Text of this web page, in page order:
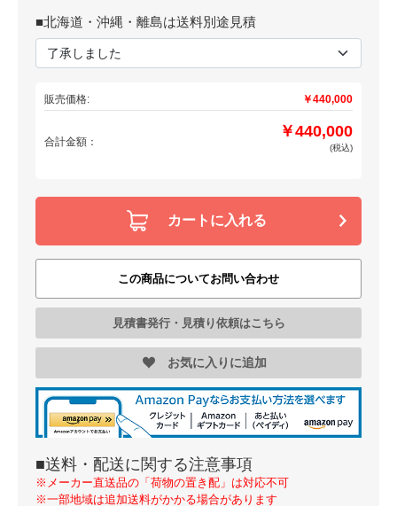
■北海道・沖縄・離島は送料別途見積
販売価格: ￥440,000
合計金額：
￥440,000
(税込)
カートに入れる
この商品についてお問い合わせ
見積書発行・見積り依頼はこちら
お気に入りに追加
■送料・配送に関する注意事項
※メーカー直送品の「荷物の置き配」は対応不可
※一部地域は追加送料がかかる場合があります